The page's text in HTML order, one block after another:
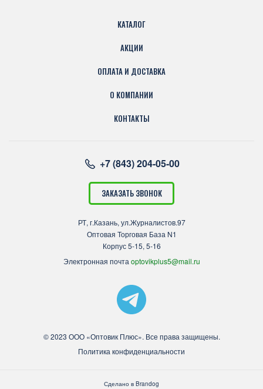
КАТАЛОГ
АКЦИИ
ОПЛАТА И ДОСТАВКА
О КОМПАНИИ
КОНТАКТЫ
+7 (843) 204-05-00
ЗАКАЗАТЬ ЗВОНОК
РТ, г.Казань, ул.Журналистов.97
Оптовая Торговая База N1
Корпус 5-15, 5-16
Электронная почта optovikplus5@mail.ru
© 2023 ООО «Оптовик Плюс». Все права защищены.
Политика конфиденциальности
Сделано в Brandog